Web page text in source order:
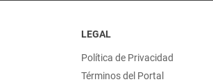
LEGAL
Política de Privacidad
Términos del Portal